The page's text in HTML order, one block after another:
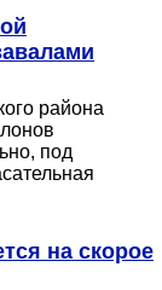
района
под
на скорое